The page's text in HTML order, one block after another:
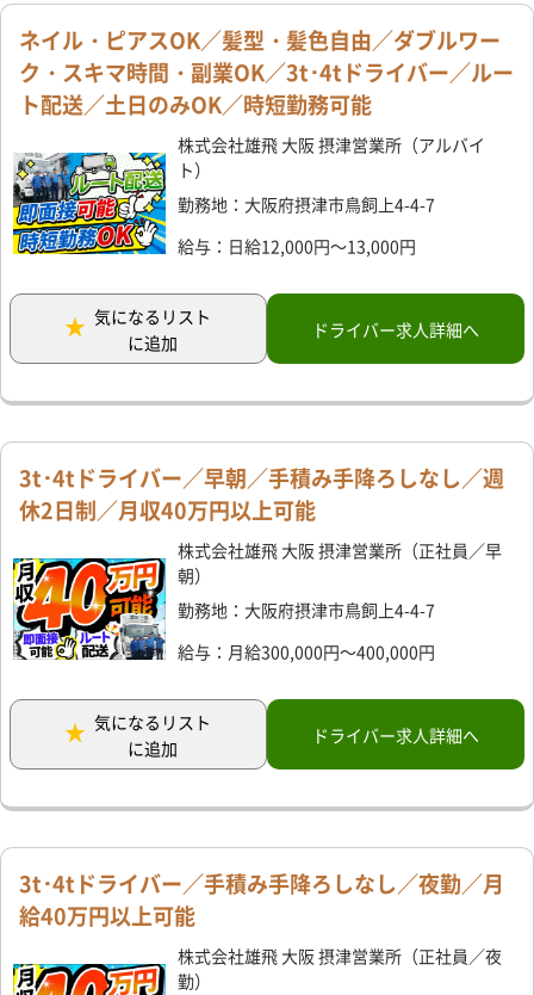
ネイル・ピアスOK／髪型・髪色自由／ダブルワー
ク・スキマ時間・副業OK／3t･4tドライバー／ルー
ト配送／土日のみOK／時短勤務可能
株式会社雄飛 大阪 摂津営業所（アルバイ
ト）
勤務地：大阪府摂津市鳥飼上4-4-7
給与：日給12,000円～13,000円
気になるリスト
に追加
ドライバー求人詳細へ
3t･4tドライバー／早朝／手積み手降ろしなし／週
休2日制／月収40万円以上可能
株式会社雄飛 大阪 摂津営業所（正社員／早
朝）
勤務地：大阪府摂津市鳥飼上4-4-7
給与：月給300,000円～400,000円
気になるリスト
に追加
ドライバー求人詳細へ
3t･4tドライバー／手積み手降ろしなし／夜勤／月
給40万円以上可能
株式会社雄飛 大阪 摂津営業所（正社員／夜
勤）